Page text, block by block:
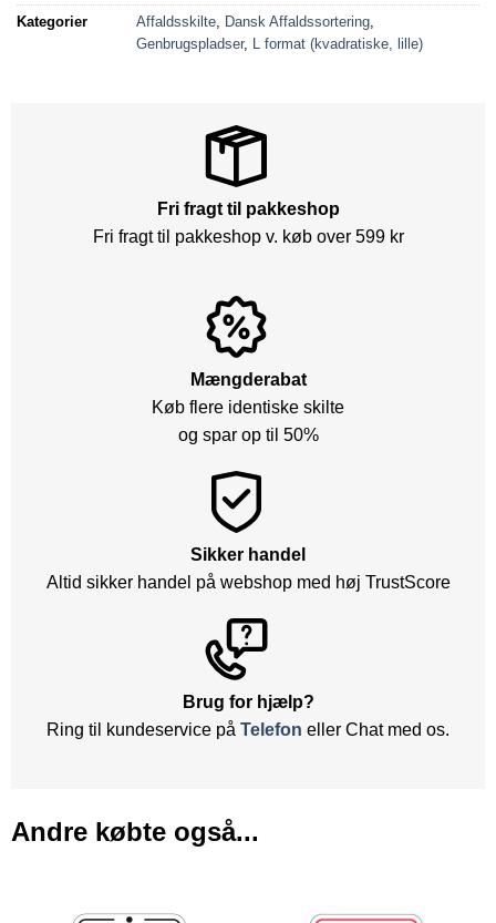
Kategorier Affaldsskilte, Dansk Affaldssortering,
Genbrugspladser, L format (kvadratiske, lille)
Fri fragt til pakkeshop
Fri fragt til pakkeshop v. køb over 599 kr
Mængderabat
Køb flere identiske skilte
og spar op til 50%
Sikker handel
Altid sikker handel på webshop med høj TrustScore
Brug for hjælp?
Ring til kundeservice på Telefon eller Chat med os.
Andre købte også...